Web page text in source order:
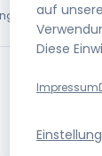
auf
Diese
Impressum